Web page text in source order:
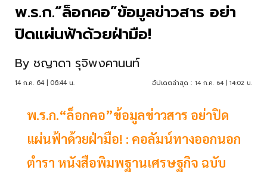
พ.ร.ก.“ล็อกคอ”ข้อมูลข่าวสาร อย่า
ปิดแผ่นฟ้าด้วยฝ่ามือ!
By ชญาดา รุจิพงคานนท์
14 ก.ค. 64 | 06:44 น. อัปเดตล่าสุด : 14 ก.ค. 64 | 14:02 น.
พ.ร.ก.“ล็อกคอ”ข้อมูลข่าวสาร อย่าปิด
แผ่นฟ้าด้วยฝ่ามือ! : คอลัมน์ทางออกนอก
ตำรา หนังสือพิมพฐานเศรษฐกิจ ฉบับ